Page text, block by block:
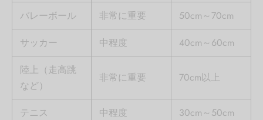
バレーボール 非常に重要
50cm～70cm
サッカー
中程度
40cm～60cm
陸上（走高跳
など）
非常に重要 70cm以上
テニス 中程度 30cm～50cm